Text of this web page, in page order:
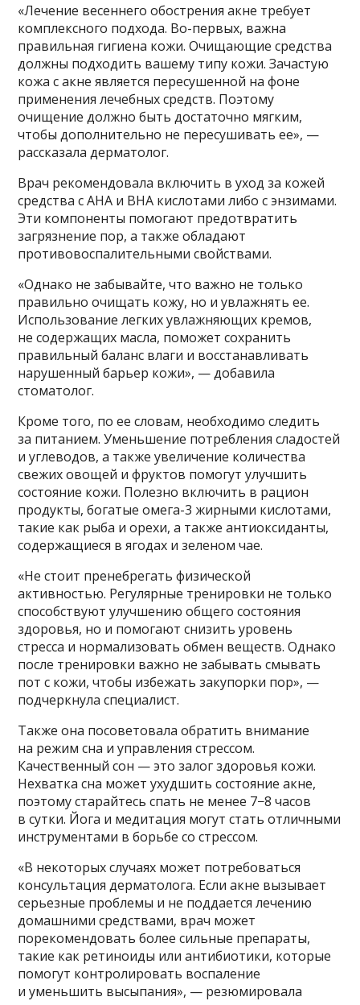
«Лечение весеннего обострения акне требует
комплексного подхода. Во-первых, важна
правильная гигиена кожи. Очищающие средства
должны подходить вашему типу кожи. Зачастую
кожа с акне является пересушенной на фоне
применения лечебных средств. Поэтому
очищение должно быть достаточно мягким,
чтобы дополнительно не пересушивать ее», —
рассказала дерматолог.
Врач рекомендовала включить в уход за кожей
средства с AHA и BHA кислотами либо с энзимами.
Эти компоненты помогают предотвратить
загрязнение пор, а также обладают
противовоспалительными свойствами.
«Однако не забывайте, что важно не только
правильно очищать кожу, но и увлажнять ее.
Использование легких увлажняющих кремов,
не содержащих масла, поможет сохранить
правильный баланс влаги и восстанавливать
нарушенный барьер кожи», — добавила
стоматолог.
Кроме того, по ее словам, необходимо следить
за питанием. Уменьшение потребления сладостей
и углеводов, а также увеличение количества
свежих овощей и фруктов помогут улучшить
состояние кожи. Полезно включить в рацион
продукты, богатые омега-3 жирными кислотами,
такие как рыба и орехи, а также антиоксиданты,
содержащиеся в ягодах и зеленом чае.
«Не стоит пренебрегать физической
активностью. Регулярные тренировки не только
способствуют улучшению общего состояния
здоровья, но и помогают снизить уровень
стресса и нормализовать обмен веществ. Однако
после тренировки важно не забывать смывать
пот с кожи, чтобы избежать закупорки пор», —
подчеркнула специалист.
Также она посоветовала обратить внимание
на режим сна и управления стрессом.
Качественный сон — это залог здоровья кожи.
Нехватка сна может ухудшить состояние акне,
поэтому старайтесь спать не менее 7−8 часов
в сутки. Йога и медитация могут стать отличными
инструментами в борьбе со стрессом.
«В некоторых случаях может потребоваться
консультация дерматолога. Если акне вызывает
серьезные проблемы и не поддается лечению
домашними средствами, врач может
порекомендовать более сильные препараты,
такие как ретиноиды или антибиотики, которые
помогут контролировать воспаление
и уменьшить высыпания», — резюмировала